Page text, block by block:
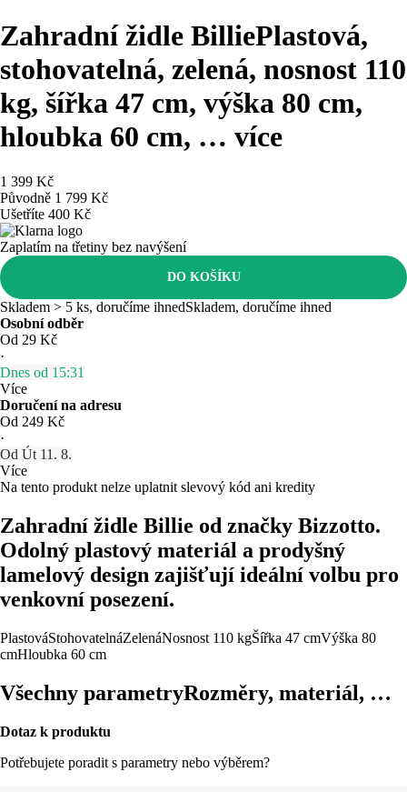
Zahradní židle BilliePlastová,
stohovatelná, zelená, nosnost 110
kg, šířka 47 cm, výška 80 cm,
hloubka 60 cm, … více
1 399 Kč
Původně 1 799 Kč
Ušetříte 400 Kč
Zaplatím na třetiny bez navýšení
DO KOŠÍKU
Skladem > 5 ks, doručíme ihnedSkladem, doručíme ihned
Osobní odběr
Od 29 Kč
·
Dnes od 15:31
Více
Doručení na adresu
Od 249 Kč
·
Od Út 11. 8.
Více
Na tento produkt nelze uplatnit slevový kód ani kredity
Zahradní židle Billie od značky Bizzotto.
Odolný plastový materiál a prodyšný
lamelový design zajišťují ideální volbu pro
venkovní posezení.
PlastováStohovatelnáZelenáNosnost 110 kgŠířka 47 cmVýška 80
cmHloubka 60 cm
Všechny parametryRozměry, materiál, …
Dotaz k produktu
Potřebujete poradit s parametry nebo výběrem?